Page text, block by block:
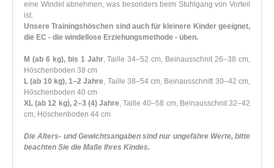
eine Windel abnehmen, was besonders beim Stuhlgang von Vorteil
ist.
Unsere Trainingshöschen sind auch für kleinere Kinder geeignet,
die EC - die windellose Erziehungsmethode - üben.
M (ab 6 kg), bis 1 Jahr, Taille 34–52 cm, Beinausschnit 26–38 cm,
Höschenboden 38 cm
L (ab 10 kg), 1–2 Jahre , Taille 38–54 cm, Beinausschnitt 30–42 cm,
Höschenboden 40 cm
XL (ab 12 kg), 2–3 (4) Jahre , Taille 40–58 cm, Beinausschnit 32–42
cm, Höschenboden 44 cm
Die Alters- und Gewichtsangaben sind nur ungefähre Werte, bitte
beachten Sie die Maße Ihres Kindes.